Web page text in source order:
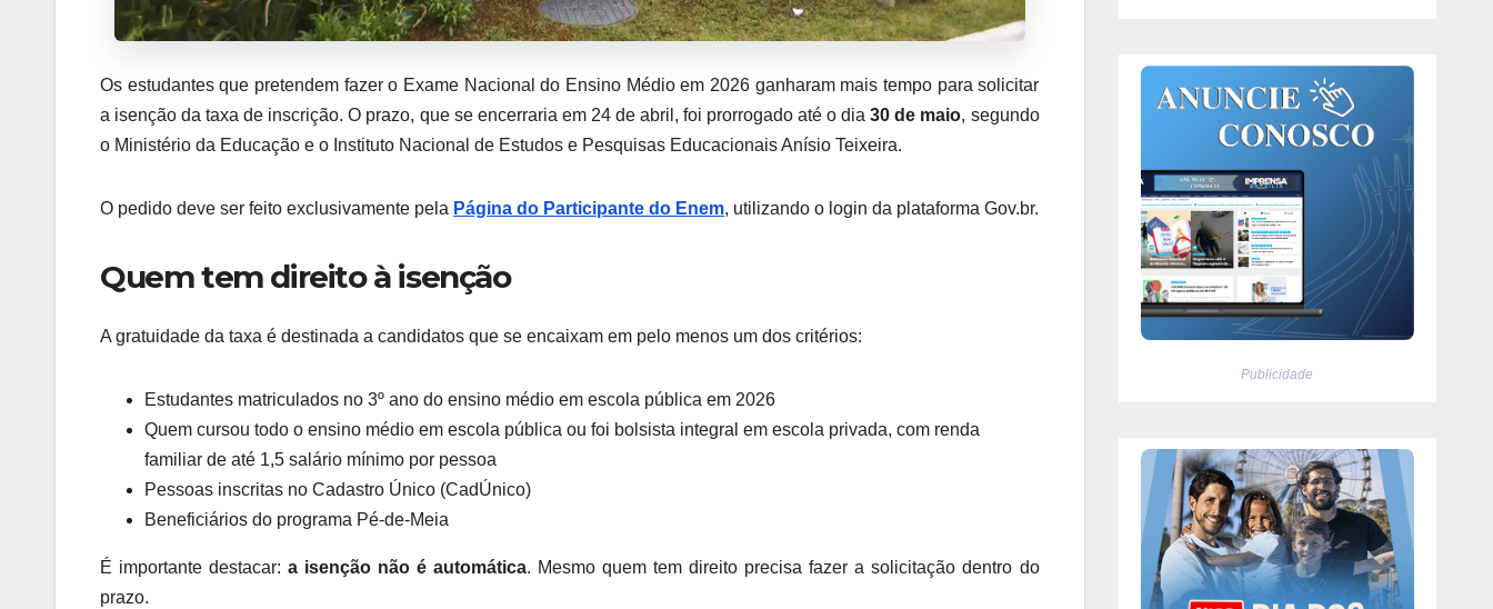
Os estudantes que pretendem fazer o Exame Nacional do Ensino Médio em 2026 ganharam mais tempo para solicitar
a isenção da taxa de inscrição. O prazo, que se encerraria em 24 de abril, foi prorrogado até o dia30 de maio, segundo
o Ministério da Educação e o Instituto Nacional de Estudos e Pesquisas Educacionais Anísio Teixeira.
O pedido deve ser feito exclusivamente pela Página do Participante do Enem, utilizando o login da plataforma Gov.br.
Quem tem direito à isenção
A gratuidade da taxa é destinada a candidatos que se encaixam em pelo menos um dos critérios:
Estudantes matriculados no 3º ano do ensino médio em escola pública em 2026
Quem cursou todo o ensino médio em escola pública ou foi bolsista integral em escola privada, com renda
familiar de até 1,5 salário mínimo por pessoa
Pessoas inscritas no Cadastro Único (CadÚnico)
Beneficiários do programa Pé-de-Meia
É importante destacar:a isenção não é automática. Mesmo quem tem direito precisa fazer a solicitação dentro do
prazo.
Publicidade